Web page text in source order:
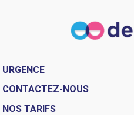
URGENCE
CONTACTEZ-NOUS
NOS TARIFS